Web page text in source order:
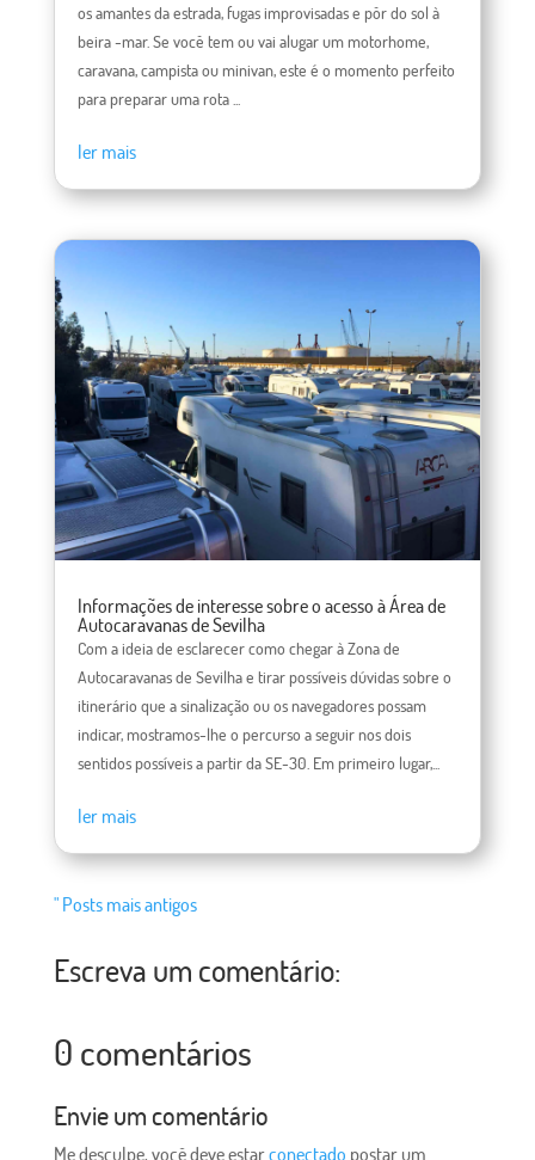
os amantes da estrada, fugas improvisadas e pôr do sol à
beira -mar. Se você tem ou vai alugar um motorhome,
caravana, campista ou minivan, este é o momento perfeito
para preparar uma rota ...
ler mais
Informações de interesse sobre o acesso à Área de
Autocaravanas de Sevilha
Com a ideia de esclarecer como chegar à Zona de
Autocaravanas de Sevilha e tirar possíveis dúvidas sobre o
itinerário que a sinalização ou os navegadores possam
indicar, mostramos-lhe o percurso a seguir nos dois
sentidos possíveis a partir da SE-30. Em primeiro lugar,...
ler mais
" Posts mais antigos
Escreva um comentário:
0 comentários
Envie um comentário
Me desculpe, você deve estarconectado postar um